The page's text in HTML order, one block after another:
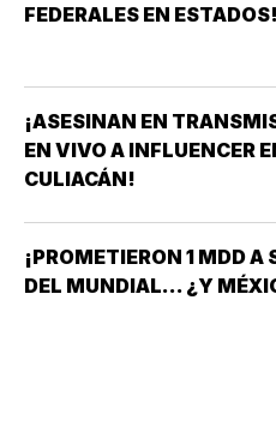
FEDERALES EN ESTADOS!
¡ASESINAN EN
EN VIVO A INFLUENCER
CULIACÁN!
¡PROMETIERON 1 MDD A
DEL MUNDIAL... ¿Y